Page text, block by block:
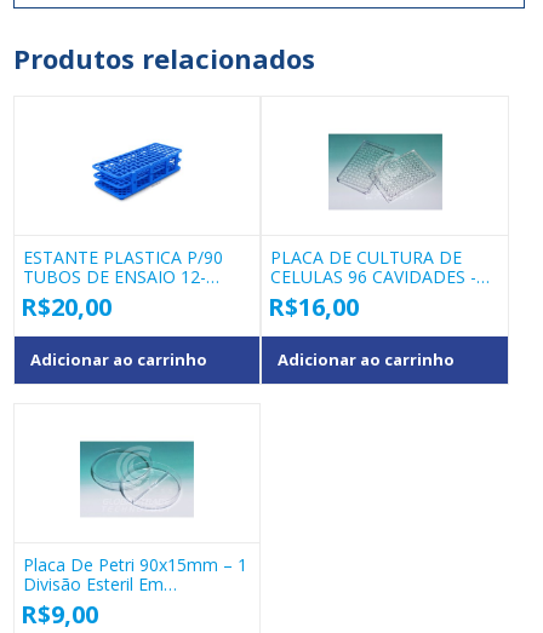
Produtos relacionados
ESTANTE PLASTICA P/90
TUBOS DE ENSAIO 12-
13MM DIAMETRO
R$20,00
Adicionar ao carrinho
PLACA DE CULTURA DE
CELULAS 96 CAVIDADES -
WD10
R$16,00
Adicionar ao carrinho
Placa De Petri 90x15mm – 1
Divisão Esteril Em
Poliestireno 18144
R$9,00